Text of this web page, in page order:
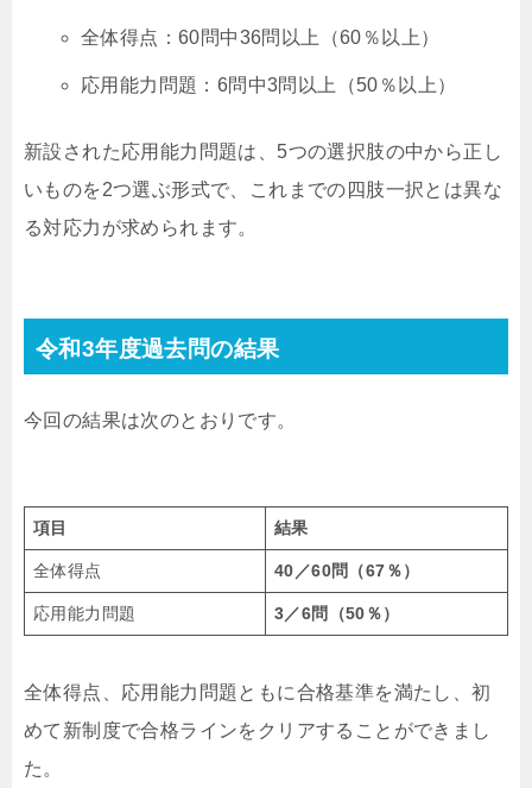
全体得点：60問中36問以上（60％以上）
応用能力問題：6問中3問以上（50％以上）
新設された応用能力問題は、5つの選択肢の中から正し
いものを2つ選ぶ形式で、これまでの四肢一択とは異な
る対応力が求められます。
令和3年度過去問の結果
今回の結果は次のとおりです。
項目 結果
全体得点 40／60問（67％）
応用能力問題 3／6問（50％）
全体得点、応用能力問題ともに合格基準を満たし、初
めて新制度で合格ラインをクリアすることができまし
た。